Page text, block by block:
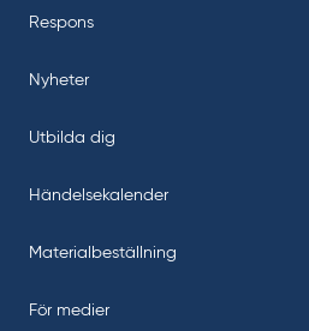
Respons
Nyheter
Utbilda dig
Händelsekalender
Materialbeställning
För medier